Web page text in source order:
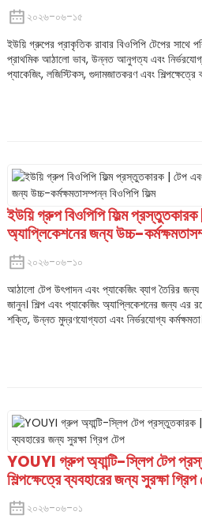
২০২৬-০৬-১৫
ইউয়ি গ্রুপের প্রাকৃতিক রাবার বিওপিপি টেপের সাথে
প্রাথমিক আঠালো ভাব, উন্নত আনুগত্য এবং নির্ভরযোগ্য
প্যাকেজিং, লজিস্টিকস, গুদামজাতকরণ এবং শিল্পক্ষেত্রে
ইউয়ি গ্রুপ বিওপিপি ফিল্ম প্রস্তুতকারক
অ্যাপ্লিকেশনের জন্য উচ্চ-
২০২৬-০৬-১০
আঠালো টেপ উৎপাদন এবং প্যাকেজিং ব্যাগ তৈরির
জানুন। শিল্প এবং প্যাকেজিং অ্যাপ্লিকেশনের জন্য এর
শক্তি, উন্নত মুদ্রণযোগ্যতা এবং নির্ভরযোগ্য
YOUYI গ্রুপ অ্যান্টি-স্লিপ টেপ
শিল্পক্ষেত্রে ব্যবহারের জন্য সুরক্ষা গ্রিপ
২০২৬-০৬-০১